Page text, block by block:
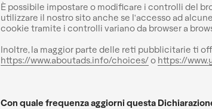
È possibile impostare o modificare i controlli del
utilizzare il nostro sito anche se l'accesso ad
cookie tramite i controlli variano da browser a
Inoltre, la maggior parte delle reti pubblicitarie ti
https://www.aboutads.info/choices/o https://
Con quale frequenza aggiorni questa